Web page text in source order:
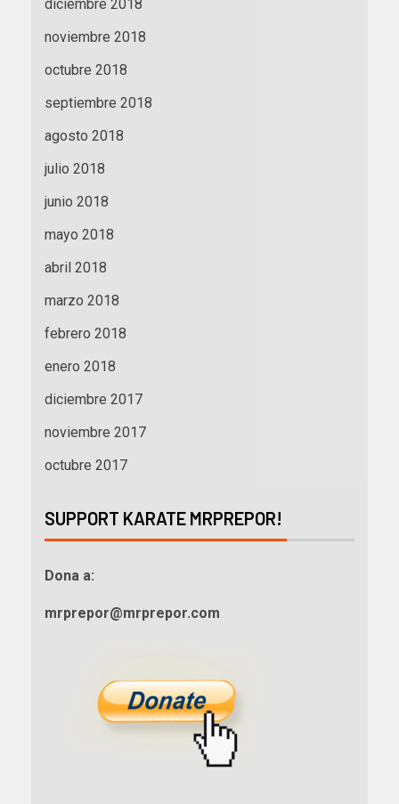
diciembre 2018
noviembre 2018
octubre 2018
septiembre 2018
agosto 2018
julio 2018
junio 2018
mayo 2018
abril 2018
marzo 2018
febrero 2018
enero 2018
diciembre 2017
noviembre 2017
octubre 2017
SUPPORT KARATE MRPREPOR!
Dona a:
mrprepor@mrprepor.com